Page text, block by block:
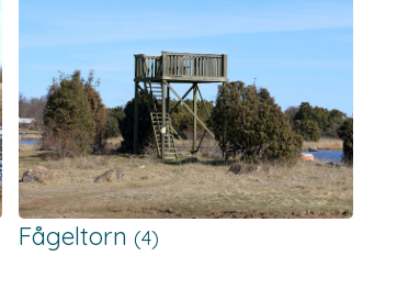
Fågeltorn(4)